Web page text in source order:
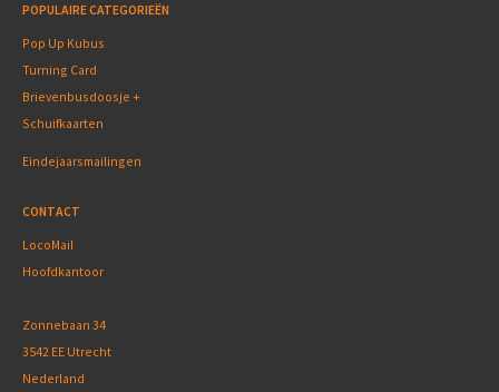
POPULAIRE CATEGORIEËN
Pop Up Kubus
Turning Card
Brievenbusdoosje +
Schuifkaarten
Eindejaarsmailingen
CONTACT
LocoMail
Hoofdkantoor
Zonnebaan 34
3542 EE Utrecht
Nederland